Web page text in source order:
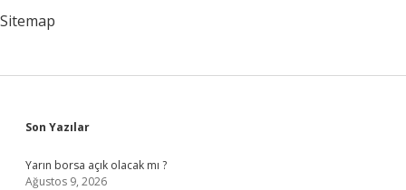
Sitemap
Sidebar
Son Yazılar
Yarın borsa açık olacak mı ?
Ağustos 9, 2026